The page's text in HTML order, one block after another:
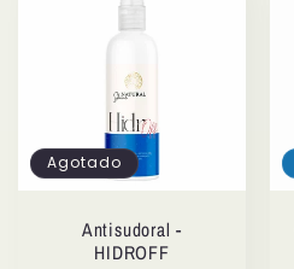
Agotado
Antisudoral -
HIDROFF